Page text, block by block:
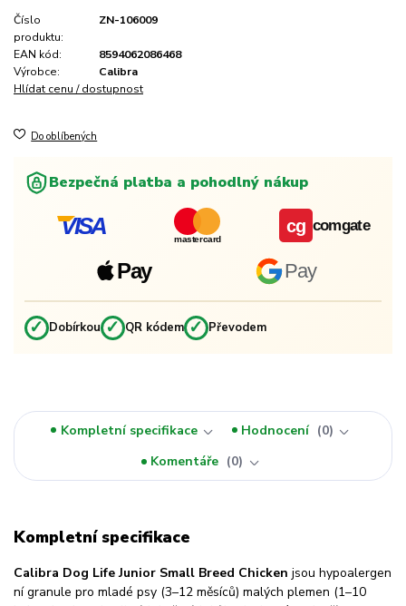
Číslo
produktu:
ZN-106009
EAN kód:
8594062086468
Výrobce:
Calibra
Hlídat cenu / dostupnost
Do oblíbených
Bezpečná platba a pohodlný nákup
VISA mastercard
Pay Pay
cg comgate
✓ Dobírkou ✓ QR kódem ✓ Převodem
Kompletní specifikace Hodnocení
0
Komentáře
0
Kompletní specifikace
Calibra Dog Life Junior Small Breed Chicken jsou hypoalergen
ní granule pro mladé psy (3–12 měsíců) malých plemen (1–10